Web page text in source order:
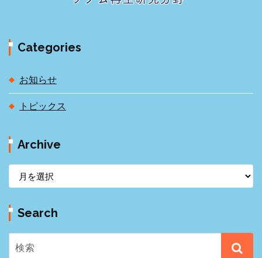
Categories
お知らせ
トピックス
Archive
r
c
h
i
Search